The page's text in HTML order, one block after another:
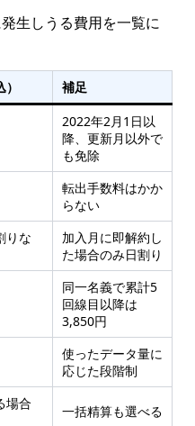
生しうる費用を一覧に
補足
2022年2月1日以
降、更新月以外で
も免除
転出手数料はかか
らない
りな
加入月に即解約し
た場合のみ日割り
同一名義で累計5
回線目以降は
3,850円
使ったデータ量に
応じた段階制
場合
一括精算も選べる